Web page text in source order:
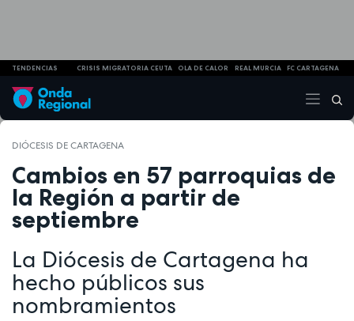
TENDENCIAS CRISIS MIGRATORIA CEUTA OLA DE CALOR REAL MURCIA FC CARTAGENA
DIÓCESIS DE CARTAGENA
Cambios en 57 parroquias de
la Región a partir de
septiembre
La Diócesis de Cartagena ha
hecho públicos sus
nombramientos